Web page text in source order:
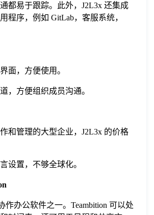
都易于跟踪。此外，J2L3x 还集成
程序，例如 GitLab，客服系统，
面，方便使用。
，方便组织成员沟通。
和管理的大型企业，J2L3x 的价格
设置，不够全球化。
作办公软件之一。Teambition 可以处